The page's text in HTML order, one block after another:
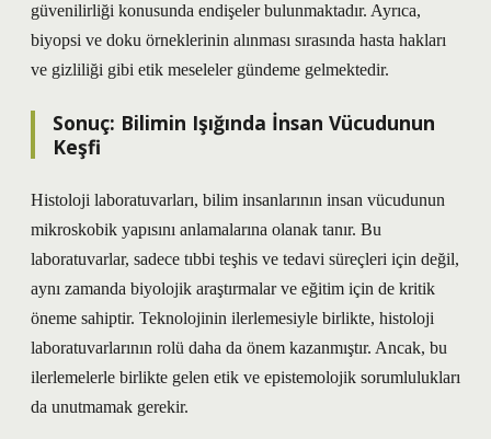
güvenilirliği konusunda endişeler bulunmaktadır. Ayrıca,
biyopsi ve doku örneklerinin alınması sırasında hasta hakları
ve gizliliği gibi etik meseleler gündeme gelmektedir.
Sonuç: Bilimin Işığında İnsan Vücudunun
Keşfi
Histoloji laboratuvarları, bilim insanlarının insan vücudunun
mikroskobik yapısını anlamalarına olanak tanır. Bu
laboratuvarlar, sadece tıbbi teşhis ve tedavi süreçleri için değil,
aynı zamanda biyolojik araştırmalar ve eğitim için de kritik
öneme sahiptir. Teknolojinin ilerlemesiyle birlikte, histoloji
laboratuvarlarının rolü daha da önem kazanmıştır. Ancak, bu
ilerlemelerle birlikte gelen etik ve epistemolojik sorumlulukları
da unutmamak gerekir.